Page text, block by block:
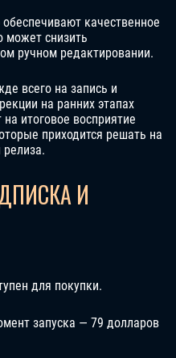
качественное
может снизить
ручном редактировании.
всего на запись и
на ранних этапах
итоговое восприятие
приходится решать на
И
для покупки.
запуска — 79 долларов